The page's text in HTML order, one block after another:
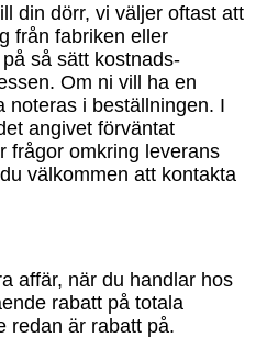
din dörr, vi väljer oftast att
från fabriken eller
så sätt kostnads-
Om ni vill ha en
noteras i beställningen. I
angivet förväntat
frågor omkring leverans
välkommen att kontakta
affär, när du handlar hos
rabatt på totala
redan är rabatt på.